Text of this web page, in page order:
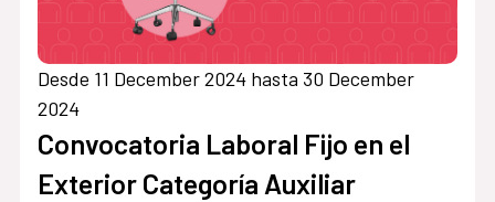
Desde 11 December 2024 hasta 30 December
2024
Convocatoria Laboral Fijo en el
Exterior Categoría Auxiliar